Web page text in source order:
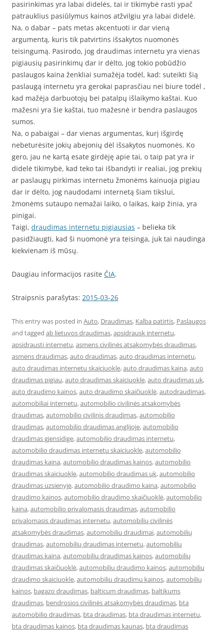
pasirinkimas yra labai didelės, tai ir tikimybė rasti ypač
patrauklius pasiūlymus kainos atžvilgiu yra labai didelė.
Na, o dabar – pats metas akcentuoti ir dar vieną
argumentą, kuris tik patvirtins išsakytos nuomonės
teisingumą. Pasirodo, jog draudimas internetu yra vienas
pigiausių pasirinkimų dar ir dėlto, jog tokio pobūdžio
paslaugos kaina ženkliai sumažėja todėl, kad: suteikti šią
paslaugą internetu yra gerokai paprasčiau nei biure todėl ,
kad mažėja darbuotojų bei patalpų išlaikymo kaštai. Kuo
mažesni yra šie kaštai, tuo mažesnė ir bendra paslaugos
sumos.
Na, o pabaigai – dar vienas argumentas, kurį išgirdę
nebeturėsite jokių abejonių dėl išsakytos nuomonės. Ko
gero, jau ne kartą esate girdėję apie tai, o taip pat yra ir
didelė tikimybė, kad teko tai išbandyti ir realiai, jog prekių
ar paslaugų pirkimas internetu žmonėms kainuoja pigiau
dar ir dėlto, jog naudodami internetą šiam tikslui,
žmonėms sutaupo nemažai laiko, o laikas, kaip žinia, yra
pinigai.
Taigi, draudimas internetu pigiausias – belieka tik
pasidžiaugti, kad ši nuomonė yra teisinga, juk tai naudinga
kiekvienam iš mūsų.
Daugiau informacijos rasite ČIA.
Straipsnis parašytas: 2015-03-26
This entry was posted in Auto, Draudimas, Kalba patirtis, Paslaugos
and tagged ab lietuvos draudimas,apsidrausk internetu,
apsidrausti internetu,asmens civilinės atsakomybės draudimas,
asmens draudimas,auto draudimas,auto draudimas internetu,
auto draudimas internetu skaiciuokle,auto draudimas kaina,auto
draudimas pigiau,auto draudimas skaiciuokle,auto draudimas uk,
auto draudimo kainos,auto draudimo skaičiuoklė,autodraudimas,
automobiliai internetu,automobilio civilinės atsakomybės
draudimas,automobilio civilinis draudimas,automobilio
draudimas,automobilio draudimas anglijoje,automobilio
draudimas gjensidige,automobilio draudimas internetu,
automobilio draudimas internetu skaiciuokle,automobilio
draudimas kaina,automobilio draudimas kainos,automobilio
draudimas skaiciuokle,automobilio draudimas uk,automobilio
draudimas uzsienyje,automobilio draudimo kaina,automobilio
draudimo kainos,automobilio draudimo skaičiuoklė,automobilio
kaina,automobilio privalomasis draudimas,automobilio
privalomasis draudimas internetu,automobilių civilinės
atsakomybės draudimas,automobiliu draudimai,automobilių
draudimas,automobilių draudimas internetu,automobiliu
draudimas kaina,automobiliu draudimas kainos,automobilių
draudimas skaičiuoklė,automobiliu draudimo kainos,automobiliu
draudimo skaiciuokle,automobiliu draudimu kainos,automobilių
kainos, bagazo draudimas, balticum draudimas, baltikums
draudimas, bendrosios civilinės atsakomybės draudimas, bta
automobilio draudimas, bta draudimas, bta draudimas internetu,
bta draudimas kainos, bta draudimas kaunas, bta draudimas